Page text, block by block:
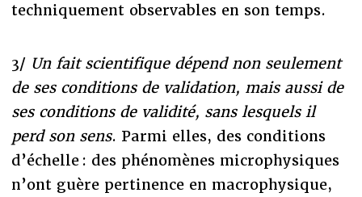
techniquement observables en son temps.
3/ Un fait scientifique dépend non seulement
de ses conditions de validation, mais aussi de
ses conditions de validité, sans lesquels il
perd son sens. Parmi elles, des conditions
d’échelle : des phénomènes microphysiques
n’ont guère pertinence en macrophysique,